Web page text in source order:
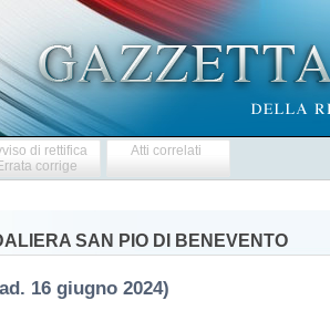
di rettifica
corrige
Atti correlati
SAN PIO DI BENEVENTO
16 giugno 2024)